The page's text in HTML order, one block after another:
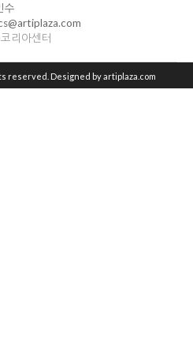
수
리아센터
reserved. Designed by artiplaza.com